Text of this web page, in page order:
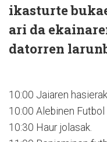
ikasturte
ari da
datorren
10:00 Jaiaren
10:00 Alebinen Futbol
10:30 Haur jolasak.